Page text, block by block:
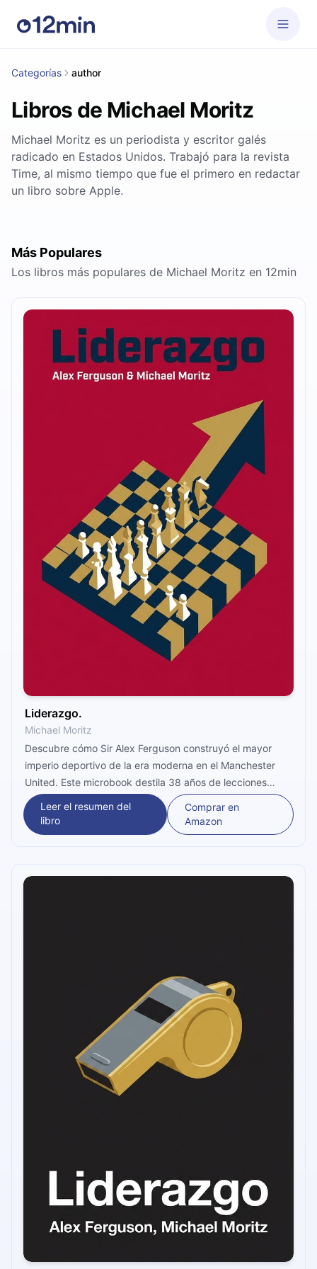
Categorías author
Libros de Michael Moritz
Michael Moritz es un periodista y escritor galés
radicado en Estados Unidos. Trabajó para la revista
Time, al mismo tiempo que fue el primero en redactar
un libro sobre Apple.
Más Populares
Los libros más populares de Michael Moritz en 12min
Liderazgo.
Michael Moritz
Descubre cómo Sir Alex Ferguson construyó el mayor
imperio deportivo de la era moderna en el Manchester
United. Este microbook destila 38 años de lecciones
reales sobre disciplina, observación, toma de decisiones
y la diferencia entre administrar personas y
verdaderamente liderarlas hacia el alto rendimiento
Leer el resumen del
libro
Comprar en
Amazon